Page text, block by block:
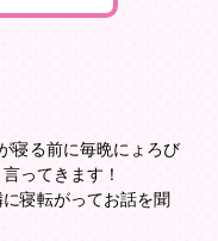
寝る前に毎晩にょろび
ってきます！
寝転がってお話を聞